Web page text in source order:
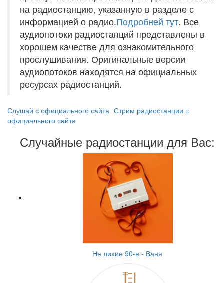
на радиостанцию, указанную в разделе с
информацией о радио.Подробней тут. Все
аудиопотоки радиостанций представлены в
хорошем качестве для ознакомительного
прослушивания. Оригинальные версии
аудиопотоков находятся на официальных
ресурсах радиостанций.
Слушай с официального сайта Стрим радиостанции с
официального сайта
Случайные радиостанции для Вас:
Не лихие 90-е - Ваня